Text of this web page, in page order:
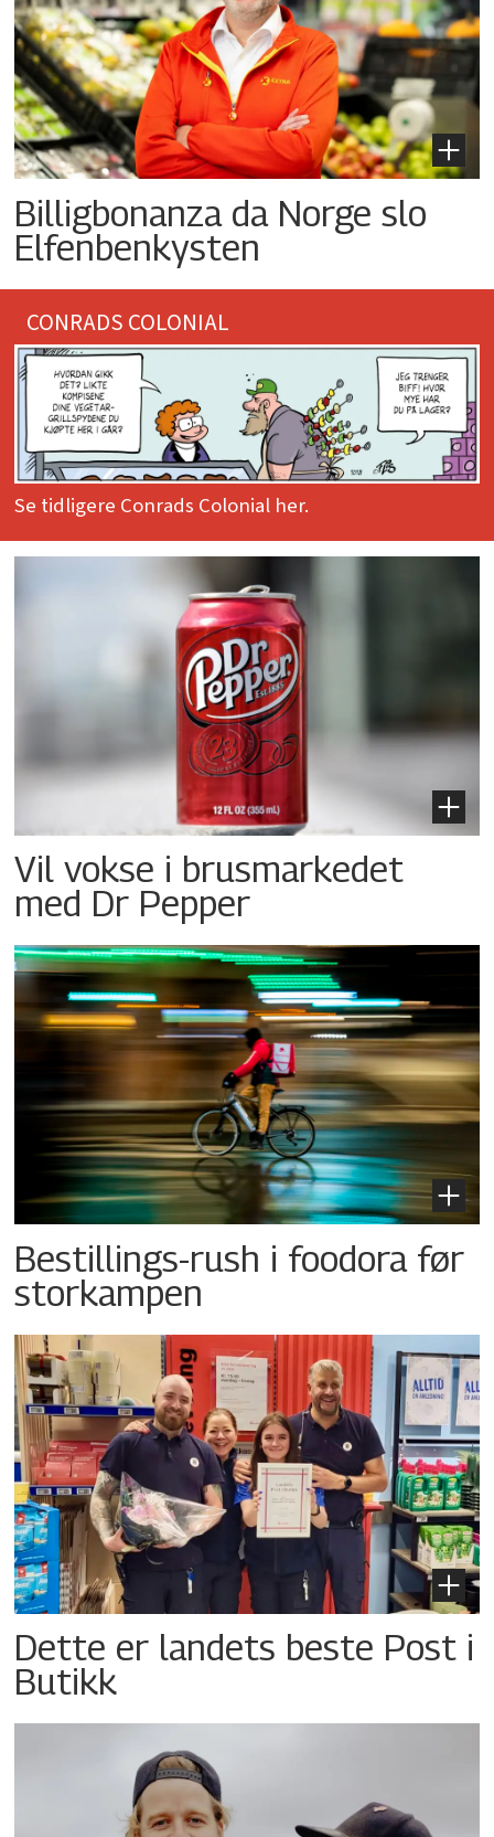
Billigbonanza da Norge slo
Elfenbenkysten
CONRADS COLONIAL
Se tidligere Conrads Colonial her.
Vil vokse i brusmarkedet
med Dr Pepper
Bestillings-rush i foodora før
storkampen
Dette er landets beste Post i
Butikk